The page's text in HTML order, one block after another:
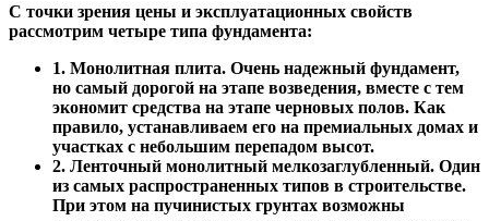
С точки зрения цены и эксплуатационных свойств
рассмотрим четыре типа фундамента:
1. Монолитная плита. Очень надежный фундамент,
но самый дорогой на этапе возведения, вместе с тем
экономит средства на этапе черновых полов. Как
правило, устанавливаем его на премиальных домах и
участках с небольшим перепадом высот.
2. Ленточный монолитный мелкозаглубленный. Один
из самых распространенных типов в строительстве.
При этом на пучинистых грунтах возможны